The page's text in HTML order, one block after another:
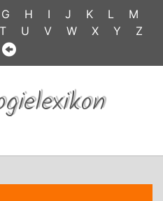
G H I J K L
M
T U V W X Y Z